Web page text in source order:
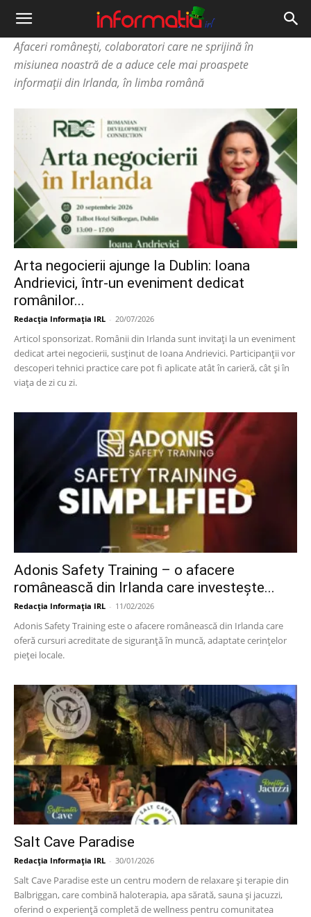
Informația
Afaceri românești, colaboratori care ne sprijină în
misiunea noastră de a aduce cele mai proaspete
informații din Irlanda, în limba română
Arta negocierii ajunge la Dublin: Ioana
Andrievici, într-un eveniment dedicat
românilor...
Redacția Informația IRL - 20/07/2026
Articol sponsorizat. Românii din Irlanda sunt invitați la un eveniment
dedicat artei negocierii, susținut de Ioana Andrievici. Participanții vor
descoperi tehnici practice care pot fi aplicate atât în carieră, cât și în
viața de zi cu zi.
Adonis Safety Training – o afacere
românească din Irlanda care investește...
Redacția Informația IRL - 11/02/2026
Adonis Safety Training este o afacere românească din Irlanda care
oferă cursuri acreditate de siguranță în muncă, adaptate cerințelor
pieței locale.
Salt Cave Paradise
Redacția Informația IRL - 30/01/2026
Salt Cave Paradise este un centru modern de relaxare și terapie din
Balbriggan, care combină haloterapia, apa sărată, sauna și jacuzzi,
oferind o experiență completă de wellness pentru comunitatea